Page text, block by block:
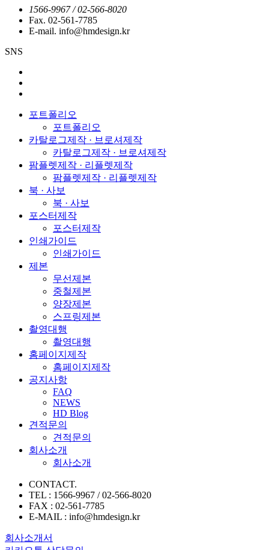
1566-9967 / 02-566-8020
Fax. 02-561-7785
E-mail. info@hmdesign.kr
SNS
포트폴리오
포트폴리오
카탈로그제작 · 브로셔제작
카탈로그제작 · 브로셔제작
팜플렛제작 · 리플렛제작
팜플렛제작 · 리플렛제작
북 · 사보
북 · 사보
포스터제작
포스터제작
인쇄가이드
인쇄가이드
제본
무선제본
중철제본
양장제본
스프링제본
촬영대행
촬영대행
홈페이지제작
홈페이지제작
공지사항
FAQ
NEWS
HD Blog
견적문의
견적문의
회사소개
회사소개
CONTACT.
TEL : 1566-9967 / 02-566-8020
FAX : 02-561-7785
E-MAIL : info@hmdesign.kr
회사소개서